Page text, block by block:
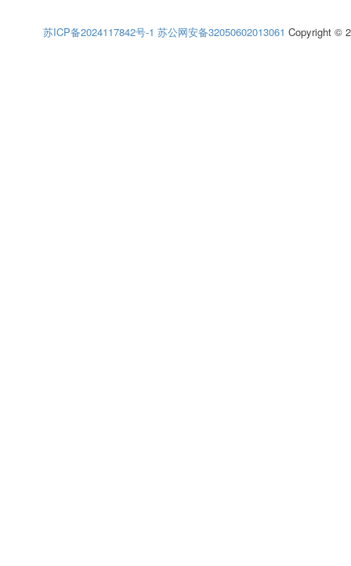
苏ICP备2024117842号-1 苏公网安备32050602013061 Copyright ©